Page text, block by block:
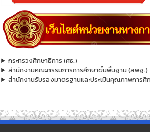
กระทรวงศึกษาธิการ (ศธ.)
สำนักงานคณะกรรมการการศึกษาขั้นพื้นฐาน (สพฐ.)
สำนักงานรับรองมาตรฐานและประเมินคุณภาพการศึ